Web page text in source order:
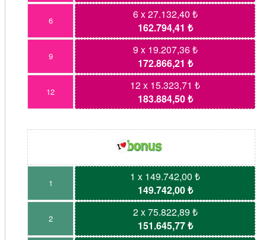
6
6 x 27.132,40 ₺
162.794,41 ₺
9
9 x 19.207,36 ₺
172.866,21 ₺
12
12 x 15.323,71 ₺
183.884,50 ₺
1
1 x 149.742,00 ₺
149.742,00 ₺
2
2 x 75.822,89 ₺
151.645,77 ₺